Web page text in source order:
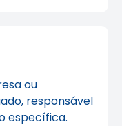
ou
responsável
específica.